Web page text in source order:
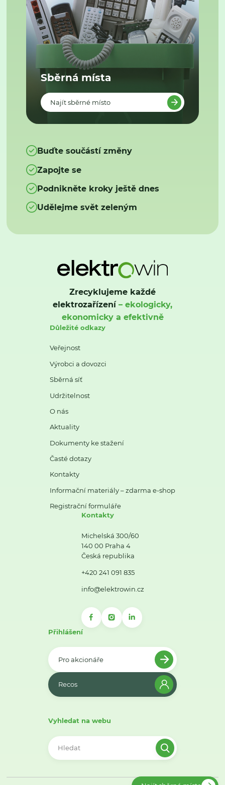
Sběrná místa
Najít sběrné místo
Buďte součástí změny
Zapojte se
Podnikněte kroky ještě dnes
Udělejme svět zeleným
Zrecyklujeme každé
elektrozařízení– ekologicky,
ekonomicky a efektivně
Důležité odkazy
Veřejnost
Výrobci a dovozci
Sběrná síť
Udržitelnost
O nás
Aktuality
Dokumenty ke stažení
Časté dotazy
Kontakty
Informační materiály – zdarma e-shop
Registrační formuláře
Kontakty
Michelská 300/60
140 00 Praha 4
Česká republika
+420 241 091 835
info@elektrowin.cz
Přihlášení
Pro akcionáře
Recos
Vyhledat na webu